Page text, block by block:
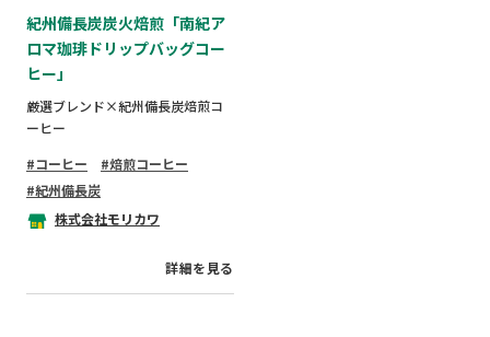
紀州備長炭炭火焙煎「南紀ア
ロマ珈琲ドリップバッグコー
ヒー」
厳選ブレンド×紀州備長炭焙煎コ
ーヒー
コーヒー
焙煎コーヒー
紀州備長炭
株式会社モリカワ
詳細を見る